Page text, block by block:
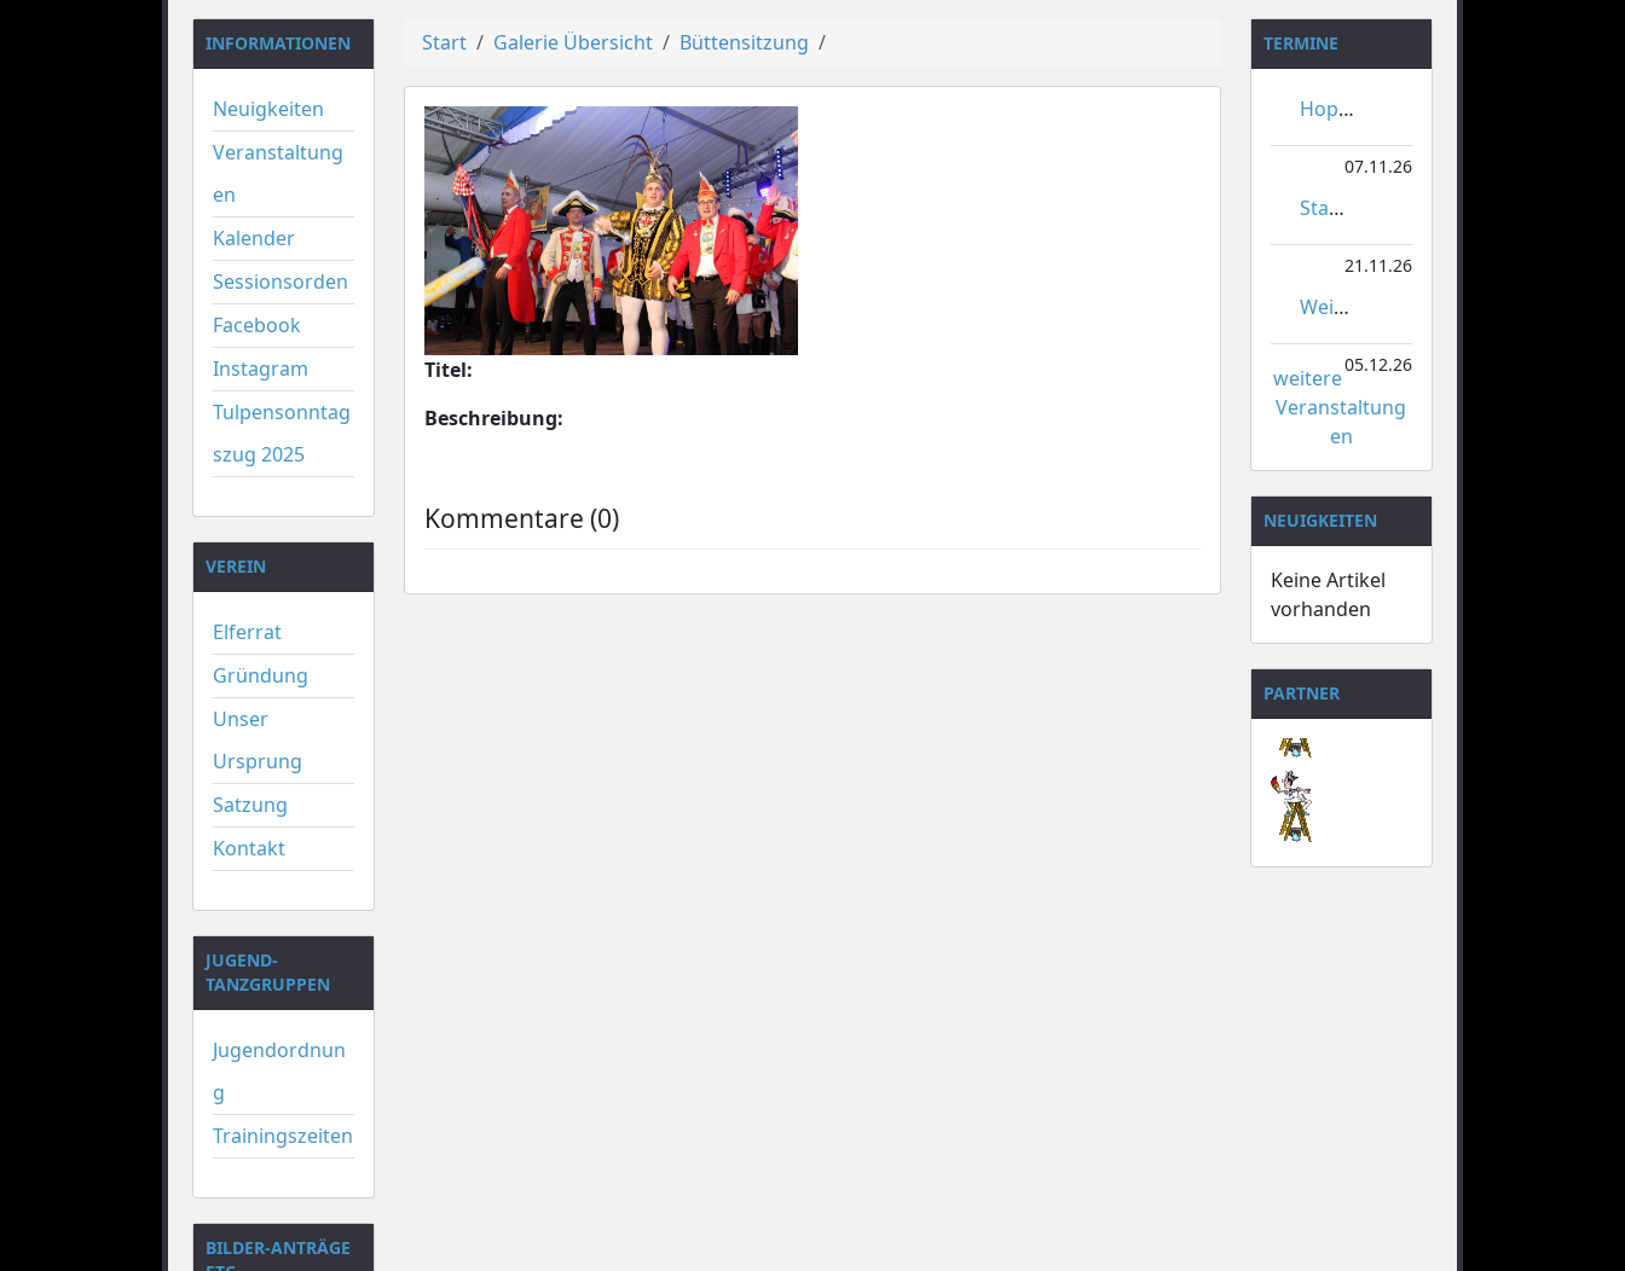
INFORMATIONEN
Neuigkeiten
Veranstaltung
en
Kalender
Sessionsorden
Facebook
Instagram
Tulpensonntag
szug 2025
VEREIN
Elferrat
Gründung
Unser
Ursprung
Satzung
Kontakt
JUGEND-
TANZGRUPPEN
Jugendordnun
g
Trainingszeiten
BILDER-ANTRÄGE
Start Galerie Übersicht Büttensitzung
Titel:
Beschreibung:
Kommentare (0)
TERMINE
Hoppeditzerwachen
07.11.26
Stadtmeisterschaften im Gardetanz
21.11.26
Weihnachtsmarkt Orsoy
05.12.26
weitere
Veranstaltung
en
NEUIGKEITEN
Keine Artikel
vorhanden
PARTNER